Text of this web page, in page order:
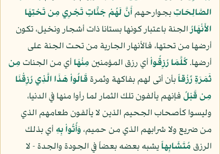
الصَّالِحَاتِبجوارحهمأَنَّ لَهُمْ جَنَّاتٍ تَجْرِي مِن تَحْتِهَا
الأَنْهَارُالجنة باعتبار كونها بستانا ذات أشجار ونخيل، تكون
أرضها من تحتها، فالأنهار الجارية من تحت الجنة على
أرضها.كُلَّمَا رُزِقُواْأي رزق المؤمنين مِنْهَاأي من الجنات مِن
ثَمَرَةٍ رِّزْقاًبأن أتى لهم بفاكهة وثمرة قَالُواْ هَذَا الَّذِي رُزِقْنَا
مِن قَبْلُ فإنهم يألفون تلك الثمار لما رأوا منها في الدنيا،
وليسوا كأصحاب الجحيم الذين لا يألفون طعامهم الذي
من ضريع ولا شرابهم الذي من حميم،وَأُتُواْ بِهِأي بذلك
الرزق مُتَشَابِهاًيشبه بعضه بعضاً في الجودة والجدة - لا